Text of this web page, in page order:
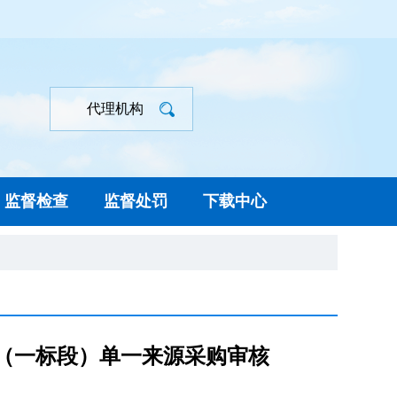
代理机构
监督检查 监督处罚 下载中心
一标段）单一来源采购审核